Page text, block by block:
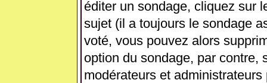
éditer un sondage, cliquez sur
sujet (il a toujours le sondage
voté, vous pouvez alors
option du sondage, par contre,
modérateurs et